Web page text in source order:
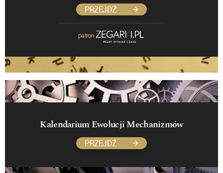
PRZEJDŹ
patron
Kalendarium Ewolucji Mechanizmów
PRZEJDŹ